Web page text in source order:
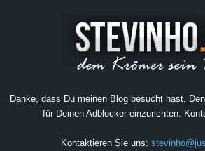
Danke, dass Du meinen Blog besucht hast.
für Deinen Adblocker einzurichten.
Kontaktieren Sie uns: